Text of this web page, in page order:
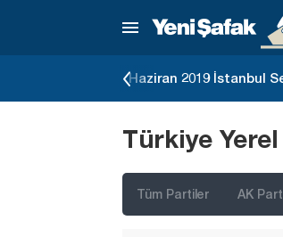
Haziran 2019 İstanbul
Türkiye
Tüm Partiler AK
Kilis
Kocaeli
Konya
Malatya